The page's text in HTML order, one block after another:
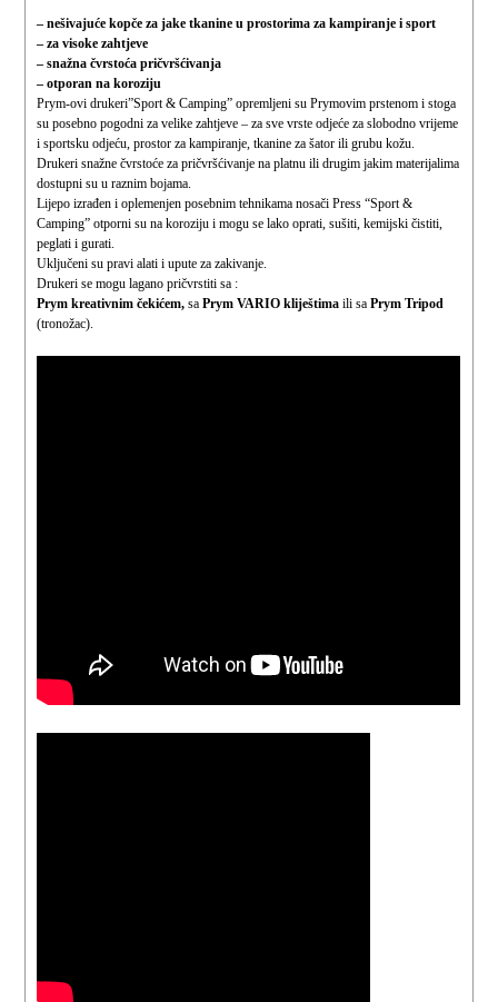
– nešivajuće kopče za jake tkanine u prostorima za kampiranje i sport
– za visoke zahtjeve
– snažna čvrstoća pričvršćivanja
– otporan na koroziju
Prym-ovi drukeri”Sport & Camping” opremljeni su Prymovim prstenom i stoga
su posebno pogodni za velike zahtjeve – za sve vrste odjeće za slobodno vrijeme
i sportsku odjeću, prostor za kampiranje, tkanine za šator ili grubu kožu.
Drukeri snažne čvrstoće za pričvršćivanje na platnu ili drugim jakim materijalima
dostupni su u raznim bojama.
Lijepo izrađen i oplemenjen posebnim tehnikama nosači Press “Sport &
Camping” otporni su na koroziju i mogu se lako oprati, sušiti, kemijski čistiti,
peglati i gurati.
Uključeni su pravi alati i upute za zakivanje.
Drukeri se mogu lagano pričvrstiti sa :
Prym kreativnim čekićem,saPrym VARIO kliještimaili saPrym Tripod
(tronožac).